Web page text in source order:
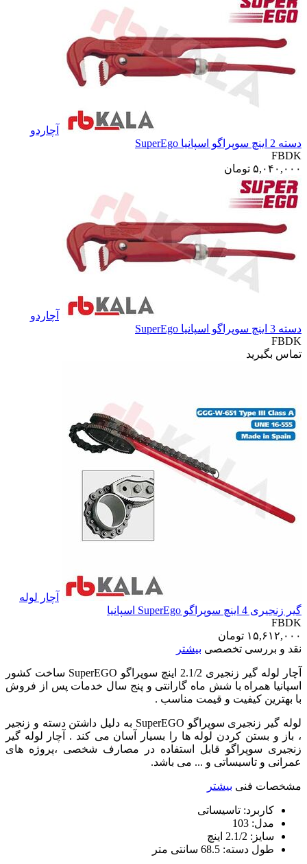
آچاردو
دسته 2 اینچ سوپراگو اسپانیا SuperEgo
FBDK
۵,۰۴۰,۰۰۰ تومان
آچاردو
دسته 3 اینچ سوپراگو اسپانیا SuperEgo
FBDK
تماس بگیرید
آچار لوله
گیر زنجیری 4 اینچ سوپراگو SuperEgo اسپانیا
FBDK
۱۵,۶۱۲,۰۰۰ تومان
نقد و بررسی تخصصی بیشتر
آچار لوله گیر زنجیری 2.1/2 اینچ سوپراگو SuperEGO ساخت کشور
اسپانیا همراه با شش ماه گارانتی و پنج سال خدمات پس از فروش
با بهترین کیفیت و قیمت مناسب .
لوله گیر زنجیری سوپراگو SuperEGO به دلیل داشتن دسته و زنجیر
، باز و بستن کردن لوله ها را بسیار آسان می کند . آچار لوله گیر
زنجیری سوپراگو قابل استفاده در مصارف شخصی ،پروژه های
عمرانی و تاسیساتی و ... می باشد.
مشخصات فنی بیشتر
کاربرد: تاسیساتی
مدل: 103
سایز: 2.1/2 اینچ
طول دسته: 68.5 سانتی متر